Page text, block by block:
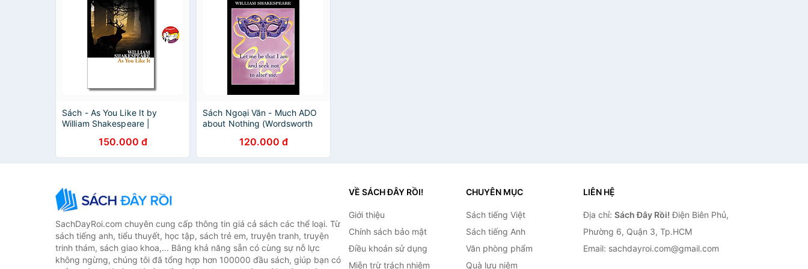
Sách - As You Like It by
William Shakespeare |
điển / Nhập khẩu UK
150.000 đ
Sách Ngoại Văn - Much ADO
about Nothing (Wordsworth
Shakespeare (Author),
Emeritus Professor of English
Cedric Watts M a PH D (Editor,
120.000 đ
SachDayRoi.com chuyên cung cấp thông tin giá cả sách các thể loại. Từ
sách tiếng anh, tiểu thuyết, học tập, sách trẻ em, truyện tranh, truyện
trinh thám, sách giao khoa,... Bằng khả năng sẵn có cùng sự nỗ lực
không ngừng, chúng tôi đã tổng hợp hơn 100000 đầu sách, giúp bạn có
VỀ SÁCH ĐÂY RỒI!
Giới thiệu
Chính sách bảo mật
Điều khoản sử dụng
Miễn trừ trách nhiệm
CHUYÊN MỤC
Sách tiếng Việt
Sách tiếng Anh
Văn phòng phẩm
Quà lưu niệm
LIÊN HỆ
Địa chỉ: Sách Đây Rồi! Điện Biên Phủ,
Phường 6, Quận 3, Tp.HCM
Email: sachdayroi.com@gmail.com